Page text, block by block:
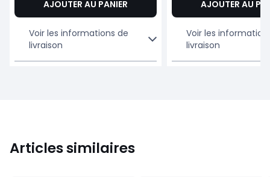
AJOUTER AU PANIER
Voir les informations de
livraison
AJOUTER AU
Voir les
livraison
Articles similaires